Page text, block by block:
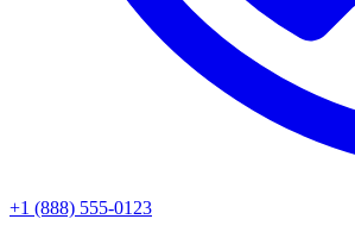
+1 (888) 555-0123